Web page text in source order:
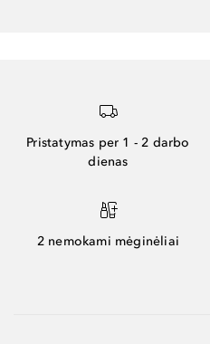
Pristatymas per 1 - 2 darbo
dienas
2 nemokami mėginėliai